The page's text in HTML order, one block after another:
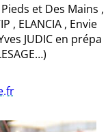
et Des Mains ,
, ELANCIA , Envie
JUDIC en prépa